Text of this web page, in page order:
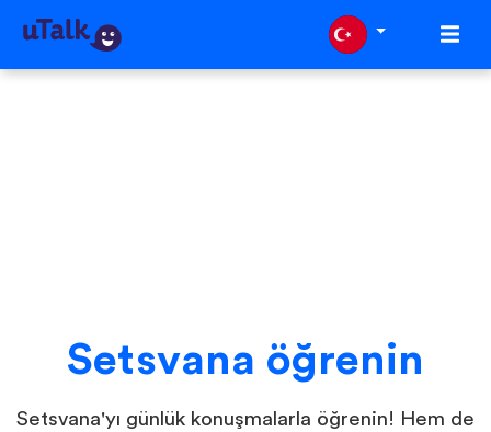
Setsvana öğrenin
Setsvana'yı günlük konuşmalarla öğrenin! Hem de